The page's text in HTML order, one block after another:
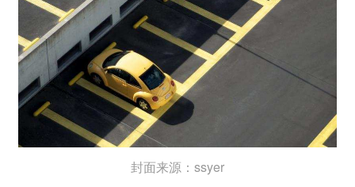
封面来源：ssyer